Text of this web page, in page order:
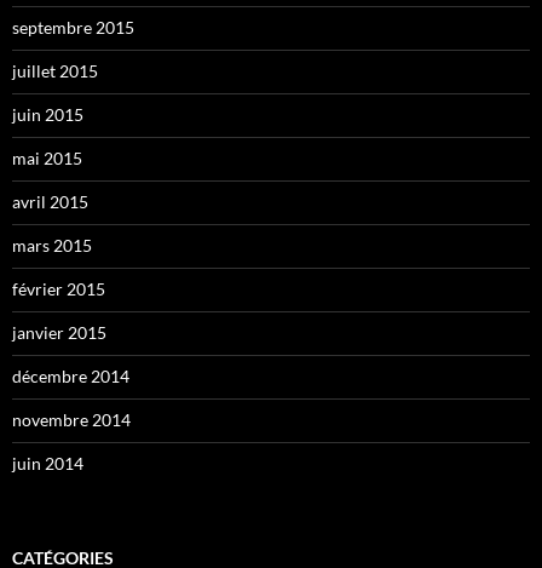
septembre 2015
juillet 2015
juin 2015
mai 2015
avril 2015
mars 2015
février 2015
janvier 2015
décembre 2014
novembre 2014
juin 2014
CATÉGORIES